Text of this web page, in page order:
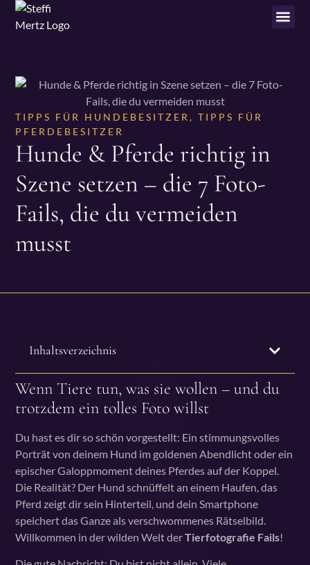
TIPPS FÜR HUNDEBESITZER,TIPPS FÜR
PFERDEBESITZER
Hunde & Pferde richtig in
Szene setzen – die 7 Foto-
Fails, die du vermeiden
musst
Inhaltsverzeichnis
Wenn Tiere tun, was sie wollen – und du
trotzdem ein tolles Foto willst
Du hast es dir so schön vorgestellt: Ein stimmungsvolles
Porträt von deinem Hund im goldenen Abendlicht oder ein
epischer Galoppmoment deines Pferdes auf der Koppel.
Die Realität? Der Hund schnüffelt an einem Haufen, das
Pferd zeigt dir sein Hinterteil, und dein Smartphone
speichert das Ganze als verschwommenes Rätselbild.
Willkommen in der wilden Welt derTierfotografie Fails!